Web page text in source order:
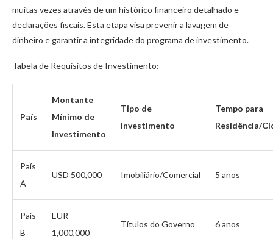
muitas vezes através de um histórico financeiro detalhado e
declarações fiscais. Esta etapa visa prevenir a lavagem de
dinheiro e garantir a integridade do programa de investimento.
Tabela de Requisitos de Investimento:
País
Montante
Mínimo de
Investimento
Tipo de
Investimento
Tempo para
Residência/
País
A
USD 500,000 Imobiliário/Comercial 5 anos
País
B
EUR
1,000,000
Títulos do Governo 6 anos